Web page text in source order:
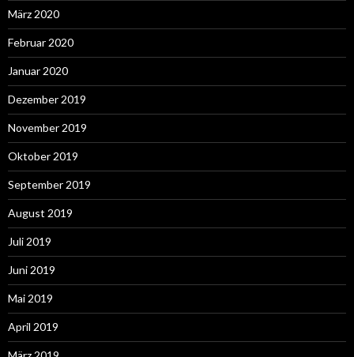
März 2020
Februar 2020
Januar 2020
Dezember 2019
November 2019
Oktober 2019
September 2019
August 2019
Juli 2019
Juni 2019
Mai 2019
April 2019